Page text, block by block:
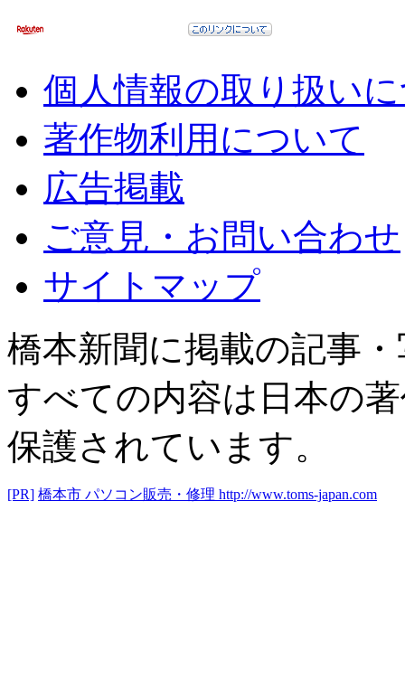
個人情報の取り扱い
著作物利用について
広告掲載
ご意見・お問い合わせ
サイトマップ
橋本新聞に掲載の記事
すべての内容は日本の
保護されています。
[PR] 橋本市 パソコン販売・修理 http://www.toms-japan.com